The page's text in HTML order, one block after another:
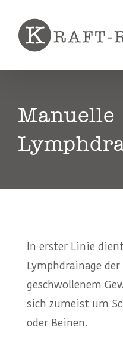
content
Manuelle
In erster Linie
Lymphdrainage
geschwollenem
sich zumeist um
oder Beinen.